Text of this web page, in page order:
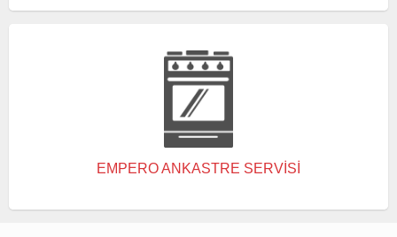
EMPERO ANKASTRE SERVISI